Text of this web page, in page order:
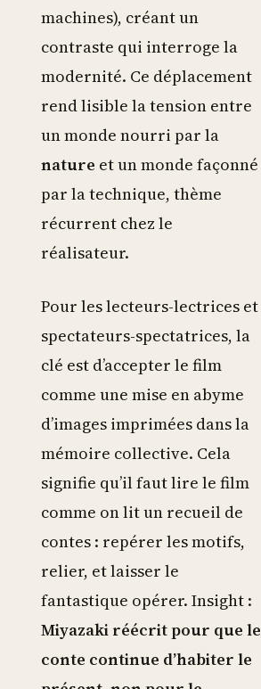
machines), créant un
contraste qui interroge la
modernité. Ce déplacement
rend lisible la tension entre
un monde nourri par la
nature et un monde façonné
par la technique, thème
récurrent chez le
réalisateur.
Pour les lecteurs-lectrices et
spectateurs-spectatrices, la
clé est d’accepter le film
comme une mise en abyme
d’images imprimées dans la
mémoire collective. Cela
signifie qu’il faut lire le film
comme on lit un recueil de
contes : repérer les motifs,
relier, et laisser le
fantastique opérer. Insight :
Miyazaki réécrit pour que le
conte continue d’habiter le